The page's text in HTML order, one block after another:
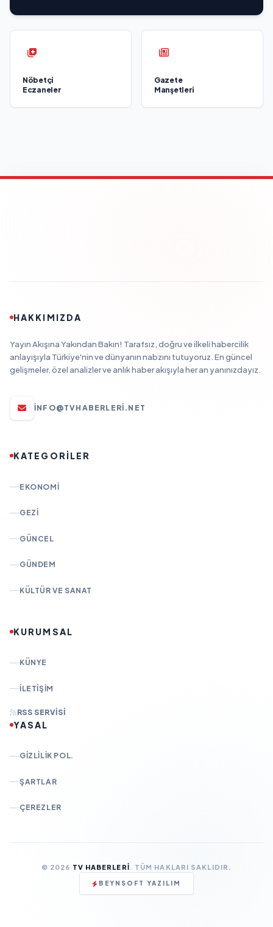
Nöbetçi
Eczaneler
Gazete
Manşetleri
HAKKIMIZDA
Yayın Akışına Yakından Bakın! Tarafsız, doğru ve ilkeli habercilik
anlayışıyla Türkiye'nin ve dünyanın nabzını tutuyoruz. En güncel
gelişmeler, özel analizler ve anlık haber akışıyla her an yanınızdayız.
INFO@TVHABERLERI.NET
KATEGORİLER
EKONOMI
GEZI
GÜNCEL
GÜNDEM
KÜLTÜR VE SANAT
KURUMSAL
KÜNYE
İLETIŞIM
RSS SERVISI
YASAL
GIZLILIK POL.
ŞARTLAR
ÇEREZLER
© 2026 TV HABERLERI. TÜM HAKLARI SAKLIDIR.
BEYNSOFT YAZILIM